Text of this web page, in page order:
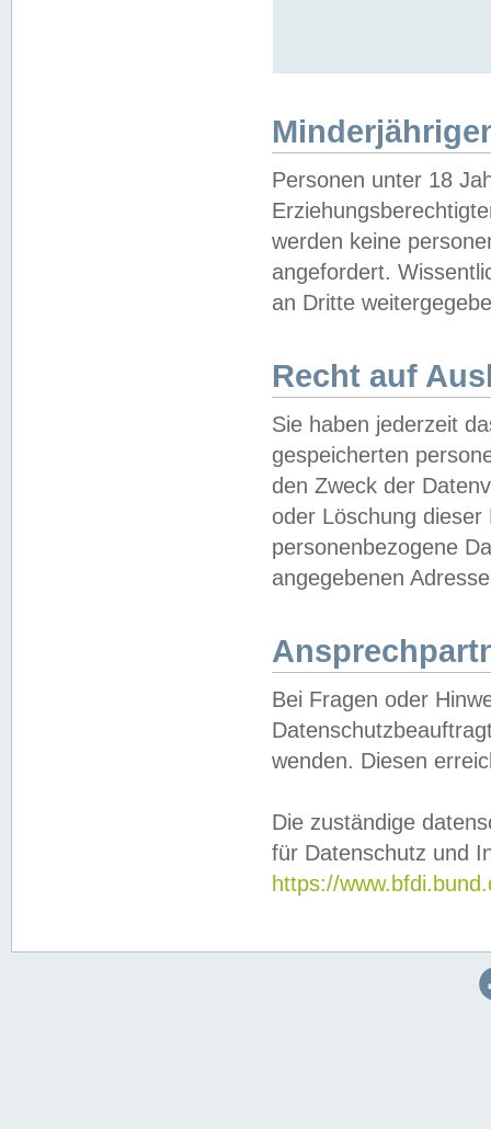
Personen unter 18
werden keine
angefordert.
an Dritte
Recht auf
Sie haben jederzeit
gespeicherten
den Zweck der
oder Löschung
personenbezogene
angegebenen
Bei Fragen oder
wenden. Diesen
Die zuständige
für Datenschutz und
https://